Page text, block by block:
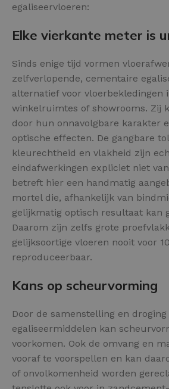
egaliseervloeren:
Elke vierkante meter is
Sinds enige tijd vormen
zelfverlopende, cementaire
alternatief voor vloerbekledingen
winkelruimtes of showrooms. Zij
door hun onnavolgbare karakter
optische effecten. De gangbare
kleurechtheid en vlakheid zijn
eindafwerkingen expliciet niet
betreft hier een handmatig
mortel die, afhankelijk van
gelijkmatig optisch resultaat kan
Daarom zijn zelfs grote
gelijksoortige vloeren nooit voor
reproduceerbaar.
Kans op scheurvorming
Door de samenstelling en
egaliseermiddelen kan
voorkomen. Ook de omvang en
vooraf te voorspellen en kan
of onvolkomenheid worden